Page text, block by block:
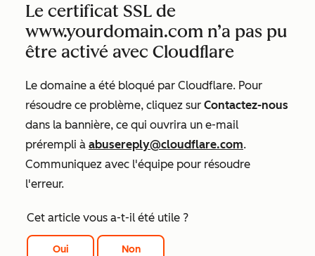
Le certificat SSL de
www.yourdomain.com n’a pas pu
être activé avec Cloudflare
Le domaine a été bloqué par Cloudflare. Pour
résoudre ce problème, cliquez sur Contactez-nous
dans la bannière, ce qui ouvrira un e-mail
prérempli à abusereply@cloudflare.com.
Communiquez avec l'équipe pour résoudre
l'erreur.
Cet article vous a-t-il été utile ?
Oui Non